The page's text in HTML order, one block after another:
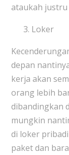
ataukah justru
Loker
depan
kerja akan
orang lebih
dibandingkan
mungkin
di loker
paket dan